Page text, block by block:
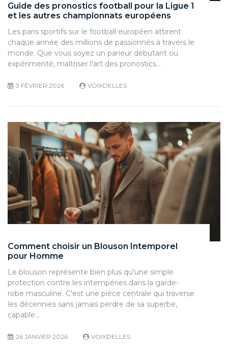
Guide des pronostics football pour la Ligue 1
et les autres championnats européens
Les paris sportifs sur le football européen attirent
chaque année des millions de passionnés à travers le
monde. Que vous soyez un parieur débutant ou
expérimenté, maîtriser l'art des pronostics…
3 FÉVRIER 2026 VOIXDELLES
Comment choisir un Blouson Intemporel
pour Homme
Le blouson représente bien plus qu'une simple
protection contre les intempéries dans la garde-
robe masculine. C'est une pièce centrale qui traverse
les décennies sans jamais perdre de sa superbe,
capable…
26 JANVIER 2026 VOIXDELLES